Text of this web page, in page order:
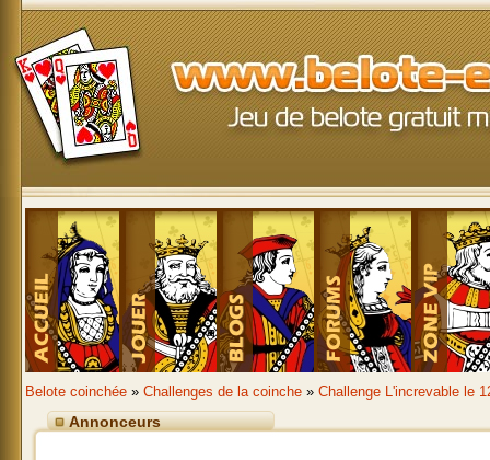
Belote coinchée » Challenges de la coinche » Challenge L'increvable le
Annonceurs